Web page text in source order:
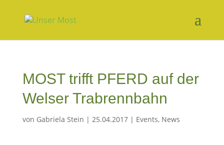
MOST trifft PFERD auf der
Welser Trabrennbahn
von Gabriela Stein | 25.04.2017| Events, News